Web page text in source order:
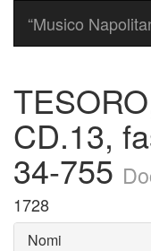
“Musico
CD.13,
34-755
1728
Nomi